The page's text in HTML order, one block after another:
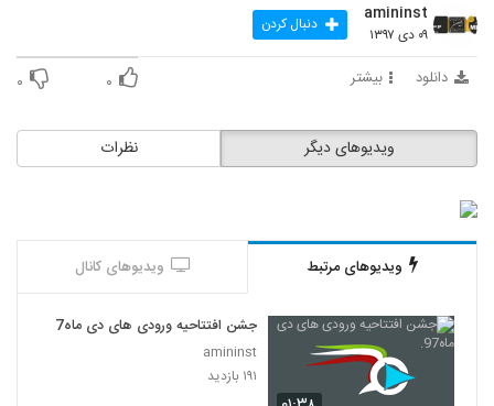
amininst
۰۹ دی ۱۳۹۷ دنبال کردن
دانلود بیشتر ۰ ۰
نظرات ویدیوهای دیگر
ویدیوهای مرتبط ویدیوهای کانال
جشن افتتاحیه ورودی های دی ماه97.
amininst
۱۹۱ بازدید